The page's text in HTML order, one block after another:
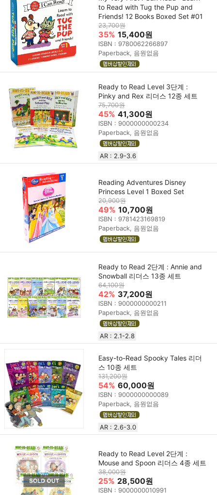
to Read with Tug the Pup and
Friends! 12 Books Boxed Set #01
23,700원
35% 15,400원
ISBN : 9780062266897
Paperback, 음원없음
Ready to Read Level 3단계 :
Pinky and Rex 리더스 12종 세트
75,700원
45% 41,300원
ISBN : 9000000000234
Paperback, 음원없음
AR : 2.9-3.6
Reading Adventures Disney
Princess Level 1 Boxed Set
20,900원
49% 10,700원
ISBN : 9781423169819
Paperback, 음원없음
Ready to Read 2단계 : Annie and
Snowball 리더스 13종 세트
64,100원
42% 37,200원
ISBN : 9000000000211
Paperback, 음원없음
AR : 2.1-2.8
Easy-to-Read Spooky Tales 리더
스 10종 세트
131,200원
54% 60,000원
ISBN : 9000000000089
Paperback, 음원없음
AR : 2.6-3.0
Ready to Read Level 2단계 :
Mouse and Spoon 리더스 4종 세트
38,000원
25% 28,500원
ISBN : 9000000010991